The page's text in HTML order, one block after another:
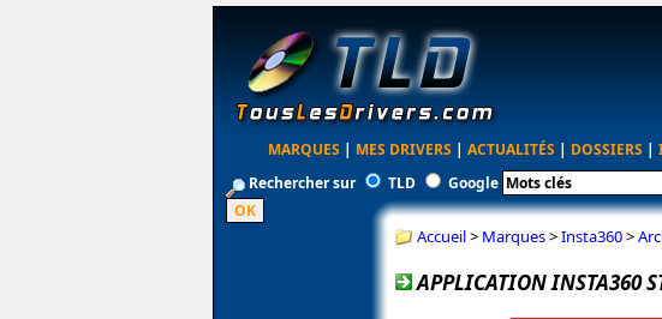
MARQUES | MES DRIVERS | ACTUALITÉS | DOSSIERS |
Rechercher sur
TLD Google
Accueil> Marques>Insta360>
APPLICATION INSTA360